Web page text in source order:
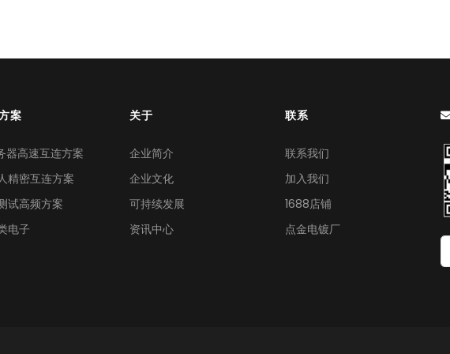
案
器高速互连方案
精密互连方案
试高频方案
电子
关于
企业简介
企业文化
可持续发展
资讯中心
联系
联系我们
加入我们
1688店铺
点金电镀厂